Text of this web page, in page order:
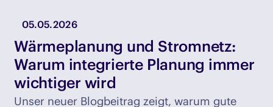
05.05.2026
Wärmeplanung und Stromnetz:
Warum integrierte Planung immer
wichtiger wird
Unser neuer Blogbeitrag zeigt, warum gute